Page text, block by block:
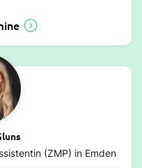
(ZMP) in Emden